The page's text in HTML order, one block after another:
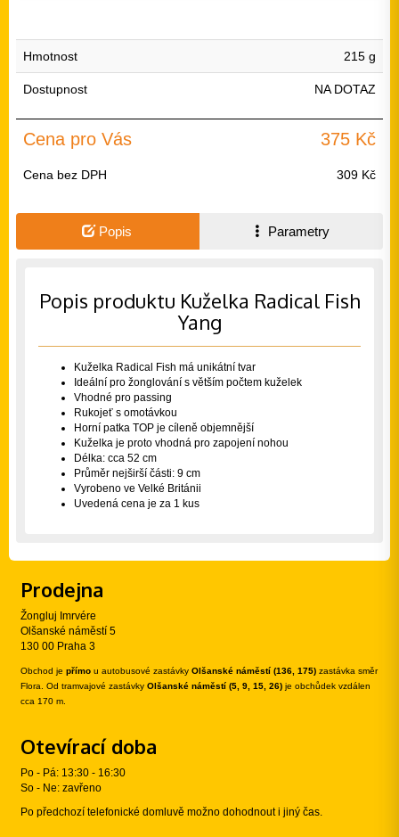
Hmotnost 215 g
Dostupnost NA DOTAZ
Cena pro Vás 375 Kč
Cena bez DPH 309 Kč
Popis Parametry
Popis produktu Kuželka Radical Fish
Yang
Kuželka Radical Fish má unikátní tvar
Ideální pro žonglování s větším počtem kuželek
Vhodné pro passing
Rukojeť s omotávkou
Horní patka TOP je cíleně objemnější
Kuželka je proto vhodná pro zapojení nohou
Délka: cca 52 cm
Průměr nejširší části: 9 cm
Vyrobeno ve Velké Británii
Uvedená cena je za 1 kus
Prodejna
Žongluj Imrvére
Olšanské náměstí 5
130 00 Praha 3
Obchod je přímo u autobusové zastávky Olšanské náměstí (136, 175) zastávka směr
Flora. Od tramvajové zastávky Olšanské náměstí (5, 9, 15, 26) je obchůdek vzdálen
cca 170 m.
Otevírací doba
Po - Pá: 13:30 - 16:30
So - Ne: zavřeno
Po předchozí telefonické domluvě možno dohodnout i jiný čas.